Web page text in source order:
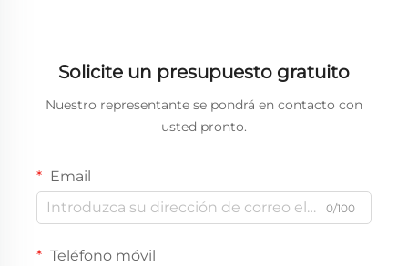
Solicite un presupuesto gratuito
Nuestro representante se pondrá en contacto con
usted pronto.
Email
0/100
Teléfono móvil